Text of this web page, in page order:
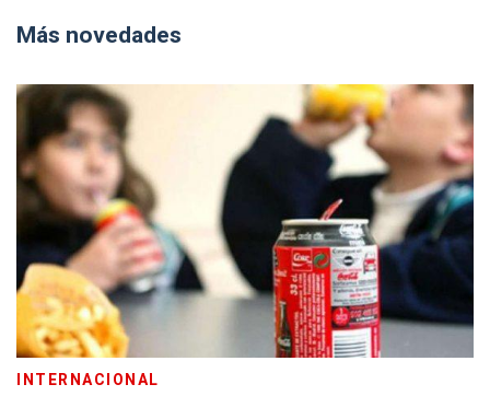
Más novedades
INTERNACIONAL